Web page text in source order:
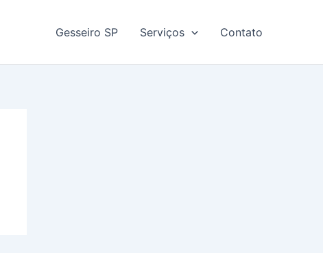
Gesseiro SP Serviços Contato